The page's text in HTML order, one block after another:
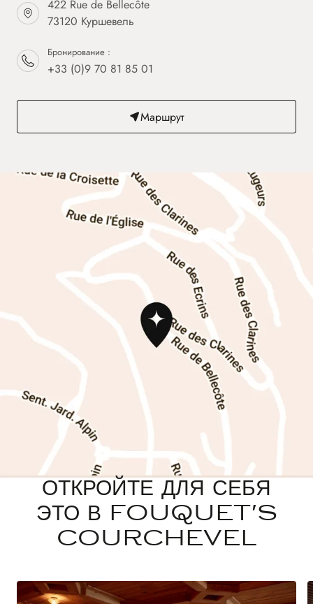
422 Rue de Bellecôte
73120 Куршевель
Бронирование :
+33 (0)9 70 81 85 01
Маршрут
ОТКРОЙТЕ ДЛЯ СЕБЯ
ЭТО В FOUQUET'S
COURCHEVEL